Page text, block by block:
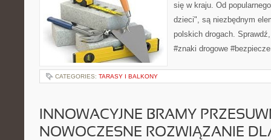
się w kraju. Od
dzieci", są niezbędnym
polskich drogach.
#znaki drogowe
CATEGORIES: TARASY I BALKONY
INNOWACYJNE BRAMY
NOWOCZESNE ROZWIĄZANIE